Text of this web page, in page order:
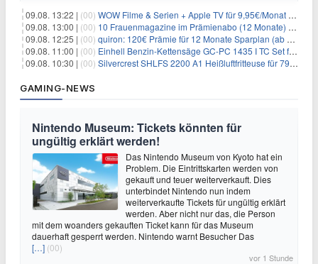
09.08. 13:22 | (00) WOW Filme & Serien + Apple TV für 9,95€/Monat // Alles von WOW (Filme, Serien, Live-Sport) für 34,97€/Monat
09.08. 13:00 | (00) 10 Frauenmagazine im Prämienabo (12 Monate) mit Prämien bis zu 225€
09.08. 12:25 | (00) quiron: 120€ Prämie für 12 Monate Sparplan (ab 100€/Monat)
09.08. 11:00 | (00) Einhell Benzin-Kettensäge GC-PC 1435 I TC Set für 99,99€
09.08. 10:30 | (00) Silvercrest SHLFS 2200 A1 Heißluftfritteuse für 79,99€ – Grill & Räucherfunktion
GAMING-NEWS
Nintendo Museum: Tickets könnten für
ungültig erklärt werden!
Das Nintendo Museum von Kyoto hat ein
Problem. Die Eintrittskarten werden von
gekauft und teuer weiterverkauft. Dies
unterbindet Nintendo nun indem
weiterverkaufte Tickets für ungültig erklärt
werden. Aber nicht nur das, die Person
mit dem woanders gekauften Ticket kann für das Museum
dauerhaft gesperrt werden. Nintendo warnt Besucher Das
[…] (00)
vor 1 Stunde